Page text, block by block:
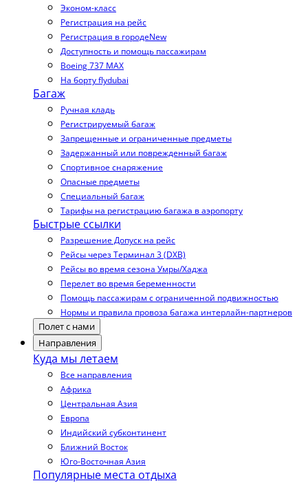
Эконом-класс
Регистрация на рейс
Регистрация в городеNew
Доступность и помощь пассажирам
Boeing 737 MAX
На борту flydubai
Багаж
Ручная кладь
Регистрируемый багаж
Запрещенные и ограниченные предметы
Задержанный или поврежденный багаж
Спортивное снаряжение
Опасные предметы
Специальный багаж
Тарифы на регистрацию багажа в аэропорту
Быстрые ссылки
Разрешение Допуск на рейс
Рейсы через Терминал 3 (DXB)
Рейсы во время сезона Умры/Хаджа
Перелет во время беременности
Помощь пассажирам с ограниченной подвижностью
Нормы и правила провоза багажа интерлайн-партнеров
Полет с нами
Направления
Куда мы летаем
Все направления
Африка
Центральная Азия
Европа
Индийский субконтинент
Ближний Восток
Юго-Восточная Азия
Популярные места отдыха